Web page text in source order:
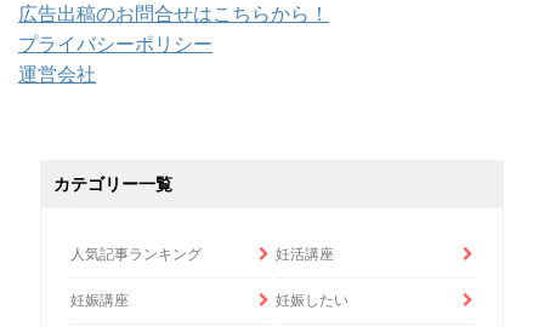
広告出稿のお問合せはこちらから！
プライバシーポリシー
運営会社
カテゴリー一覧
人気記事ランキング 妊活講座
妊娠講座 妊娠したい